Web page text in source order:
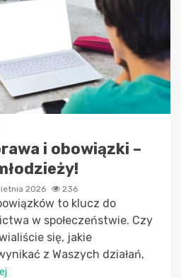
i obowiązki –
2026 236
to klucz do
w społeczeństwie. Czy
się, jakie
z Waszych działań,